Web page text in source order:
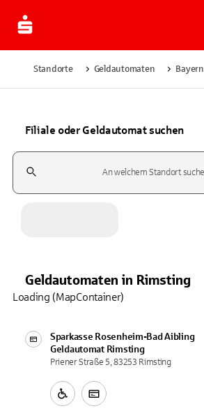
Standorte Geldautomaten Bayern
Filiale oder Geldautomat suchen
Suchfeld
Geldautomaten in Rimsting
Sparkasse Rosenheim-Bad Aibling
Geldautomat Rimsting
Priener Straße 5, 83253 Rimsting
Loading (MapContainer)